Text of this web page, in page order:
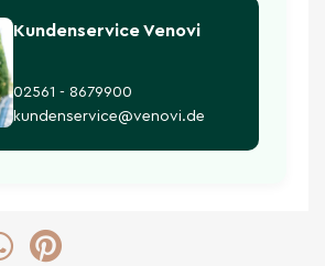
Kundenservice Venovi
02561 - 8679900
kundenservice@venovi.de